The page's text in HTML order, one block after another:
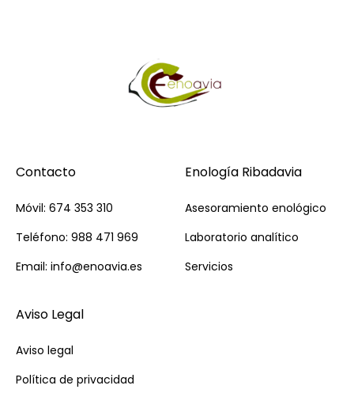
Contacto
Móvil: 674 353 310
Teléfono: 988 471 969
Email: info@enoavia.es
Enología Ribadavia
Asesoramiento enológico
Laboratorio analítico
Servicios
Aviso Legal
Aviso legal
Política de privacidad